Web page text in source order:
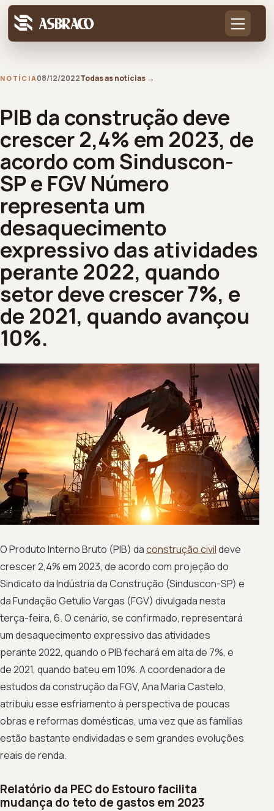
NOTÍCIA08/12/2022Todas as notícias →
PIB da construção deve
crescer 2,4% em 2023, de
acordo com Sinduscon-
SP e FGV Número
representa um
desaquecimento
expressivo das atividades
perante 2022, quando
setor deve crescer 7%, e
de 2021, quando avançou
10%.
O Produto Interno Bruto (PIB) daconstrução civildeve
crescer 2,4% em 2023, de acordo com projeção do
Sindicato da Indústria da Construção (Sinduscon-SP) e
da Fundação Getulio Vargas (FGV) divulgada nesta
terça-feira, 6. O cenário, se confirmado, representará
um desaquecimento expressivo das atividades
perante 2022, quando o PIB fechará em alta de 7%, e
de 2021, quando bateu em 10%. A coordenadora de
estudos da construção da FGV, Ana Maria Castelo,
atribuiu esse esfriamento à perspectiva de poucas
obras e reformas domésticas, uma vez que as famílias
estão bastante endividadas e sem grandes evoluções
reais de renda.
Relatório da PEC do Estouro facilita
mudança do teto de gastos em 2023